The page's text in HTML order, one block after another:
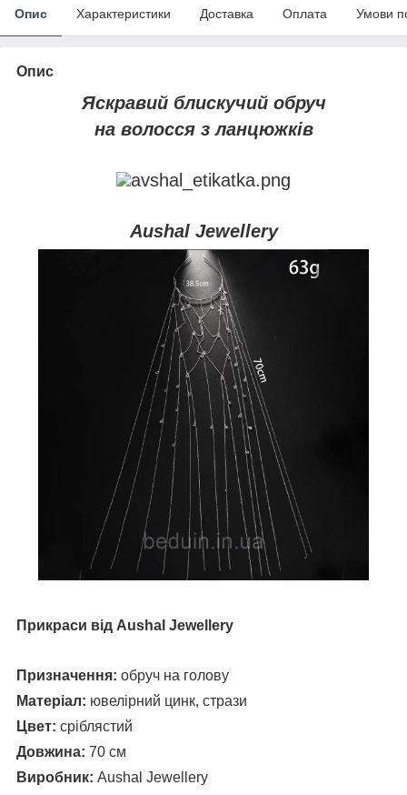
Опис Характеристики Доставка Оплата Умови
Опис
Яскравий блискучий обруч
на волосся з ланцюжків
Aushal Jewellery
Прикраси від Aushal Jewellery
Призначення: обруч на голову
Матеріал: ювелірний цинк, стрази
Цвет: сріблястий
Довжина: 70 см
Виробник: Aushal Jewellery